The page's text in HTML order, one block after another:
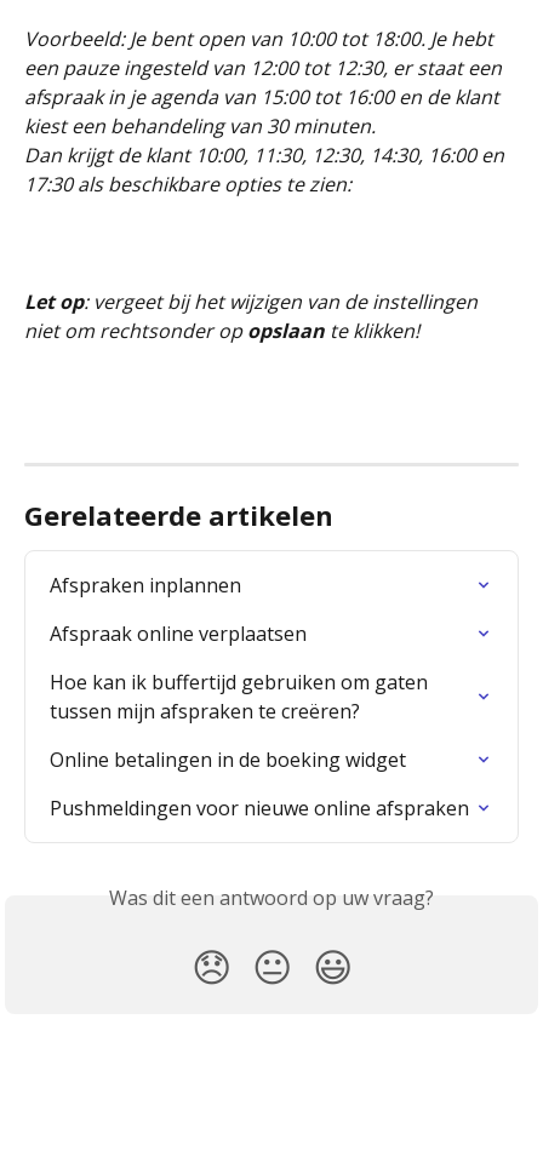
Voorbeeld: Je bent open van 10:00 tot 18:00. Je hebt
een pauze ingesteld van 12:00 tot 12:30, er staat een
afspraak in je agenda van 15:00 tot 16:00 en de klant
kiest een behandeling van 30 minuten.
Dan krijgt de klant 10:00, 11:30, 12:30, 14:30, 16:00 en
17:30 als beschikbare opties te zien:
Let op: vergeet bij het wijzigen van de instellingen
niet om rechtsonder op opslaan te klikken!
Gerelateerde artikelen
Afspraken inplannen
Afspraak online verplaatsen
Hoe kan ik buffertijd gebruiken om gaten
tussen mijn afspraken te creëren?
Online betalingen in de boeking widget
Pushmeldingen voor nieuwe online afspraken
Was dit een antwoord op uw vraag?
😞 😐 😃